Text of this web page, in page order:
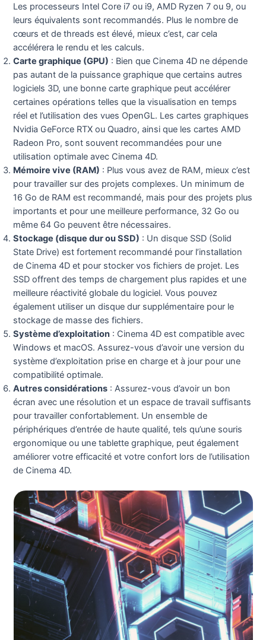
Les processeurs Intel Core i7 ou i9, AMD Ryzen 7 ou 9, ou
leurs équivalents sont recommandés. Plus le nombre de
cœurs et de threads est élevé, mieux c’est, car cela
accélérera le rendu et les calculs.
Carte graphique (GPU) : Bien que Cinema 4D ne dépende
pas autant de la puissance graphique que certains autres
logiciels 3D, une bonne carte graphique peut accélérer
certaines opérations telles que la visualisation en temps
réel et l’utilisation des vues OpenGL. Les cartes graphiques
Nvidia GeForce RTX ou Quadro, ainsi que les cartes AMD
Radeon Pro, sont souvent recommandées pour une
utilisation optimale avec Cinema 4D.
Mémoire vive (RAM) : Plus vous avez de RAM, mieux c’est
pour travailler sur des projets complexes. Un minimum de
16 Go de RAM est recommandé, mais pour des projets plus
importants et pour une meilleure performance, 32 Go ou
même 64 Go peuvent être nécessaires.
Stockage (disque dur ou SSD) : Un disque SSD (Solid
State Drive) est fortement recommandé pour l’installation
de Cinema 4D et pour stocker vos fichiers de projet. Les
SSD offrent des temps de chargement plus rapides et une
meilleure réactivité globale du logiciel. Vous pouvez
également utiliser un disque dur supplémentaire pour le
stockage de masse des fichiers.
Système d’exploitation : Cinema 4D est compatible avec
Windows et macOS. Assurez-vous d’avoir une version du
système d’exploitation prise en charge et à jour pour une
compatibilité optimale.
Autres considérations : Assurez-vous d’avoir un bon
écran avec une résolution et un espace de travail suffisants
pour travailler confortablement. Un ensemble de
périphériques d’entrée de haute qualité, tels qu’une souris
ergonomique ou une tablette graphique, peut également
améliorer votre efficacité et votre confort lors de l’utilisation
de Cinema 4D.